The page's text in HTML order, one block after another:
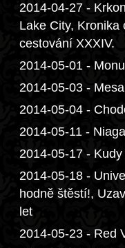
2014-04-27 -
Lake City,
cestování XXXIV.
2014-05-01 -
2014-05-03 -
2014-05-04 -
2014-05-11 -
2014-05-17 -
2014-05-18 -
hodně štěstí!,
let
2014-05-23 - Red